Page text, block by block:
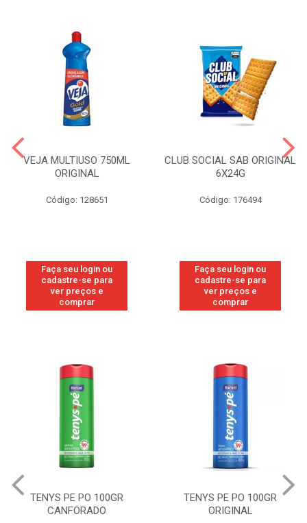
VEJA MULTIUSO 750ML
ORIGINAL
Código: 128651
Faça seu login ou
cadastre-se para
ver preços e
comprar
CLUB SOCIAL SAB ORIGINAL
6X24G
Código: 176494
Faça seu login ou
cadastre-se para
ver preços e
comprar
TENYS PE PO 100GR
CANFORADO
TENYS PE PO 100GR
ORIGINAL